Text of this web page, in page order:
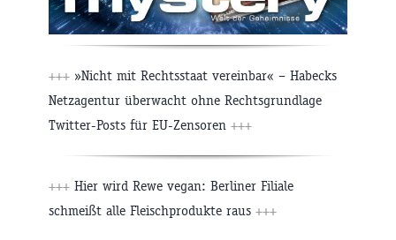
+++ »Nicht mit Rechtsstaat vereinbar« – Habecks
Netzagentur überwacht ohne Rechtsgrundlage
Twitter-Posts für EU-Zensoren +++
+++ Hier wird Rewe vegan: Berliner Filiale
schmeißt alle Fleischprodukte raus +++